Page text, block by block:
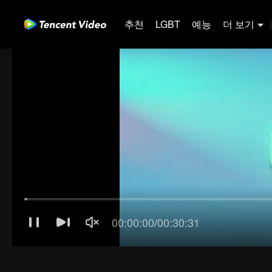
추천 LGBT 예능 더 보기 |